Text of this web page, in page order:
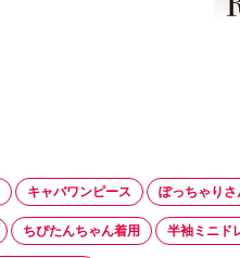
キャバワンピース ぽっちゃり
ちぴたんちゃん着用 半袖ミニド